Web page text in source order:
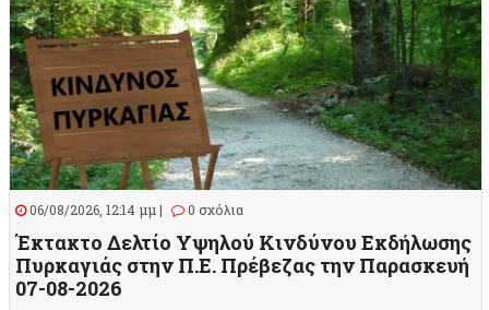
06/08/2026, 12:14 μμ | 0 σχόλια
Έκτακτο Δελτίο Υψηλού Κινδύνου Εκδήλωσης
Πυρκαγιάς στην Π.Ε. Πρέβεζας την Παρασκευή
07-08-2026